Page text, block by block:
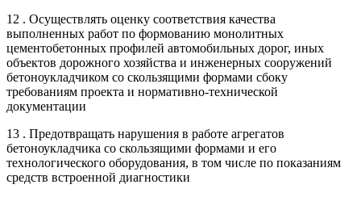
12 . Осуществлять оценку соответствия качества
выполненных работ по формованию монолитных
цементобетонных профилей автомобильных дорог, иных
объектов дорожного хозяйства и инженерных сооружений
бетоноукладчиком со скользящими формами сбоку
требованиям проекта и нормативно-технической
документации
13 . Предотвращать нарушения в работе агрегатов
бетоноукладчика со скользящими формами и его
технологического оборудования, в том числе по показаниям
средств встроенной диагностики